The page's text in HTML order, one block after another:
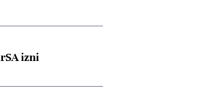
izni